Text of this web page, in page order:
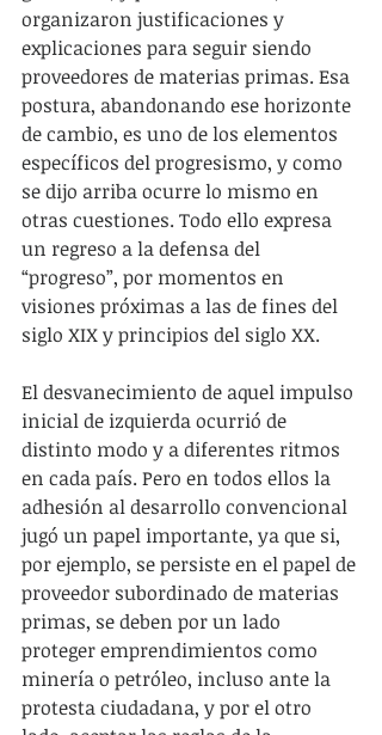
organizaron justificaciones y
explicaciones para seguir siendo
proveedores de materias primas. Esa
postura, abandonando ese horizonte
de cambio, es uno de los elementos
específicos del progresismo, y como
se dijo arriba ocurre lo mismo en
otras cuestiones. Todo ello expresa
un regreso a la defensa del
“progreso”, por momentos en
visiones próximas a las de fines del
siglo XIX y principios del siglo XX.
El desvanecimiento de aquel impulso
inicial de izquierda ocurrió de
distinto modo y a diferentes ritmos
en cada país. Pero en todos ellos la
adhesión al desarrollo convencional
jugó un papel importante, ya que si,
por ejemplo, se persiste en el papel de
proveedor subordinado de materias
primas, se deben por un lado
proteger emprendimientos como
minería o petróleo, incluso ante la
protesta ciudadana, y por el otro